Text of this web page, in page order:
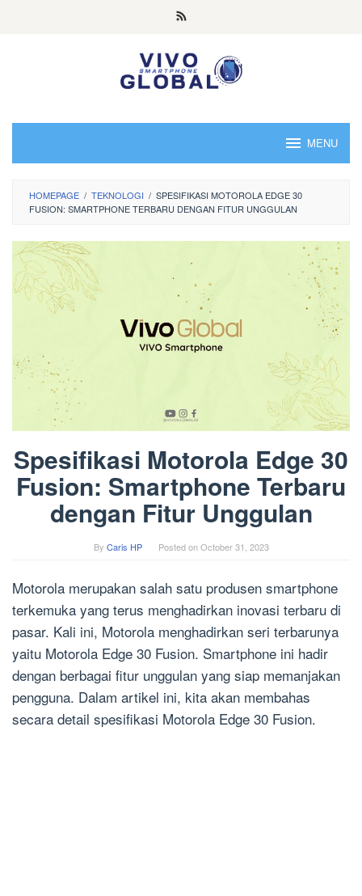
MENU
HOMEPAGE / TEKNOLOGI / SPESIFIKASI MOTOROLA EDGE 30
FUSION: SMARTPHONE TERBARU DENGAN FITUR UNGGULAN
Spesifikasi Motorola Edge 30
Fusion: Smartphone Terbaru
dengan Fitur Unggulan
By Caris HP Posted onOctober 31, 2023
Motorola merupakan salah satu produsen smartphone
terkemuka yang terus menghadirkan inovasi terbaru di
pasar. Kali ini, Motorola menghadirkan seri terbarunya
yaitu Motorola Edge 30 Fusion. Smartphone ini hadir
dengan berbagai fitur unggulan yang siap memanjakan
pengguna. Dalam artikel ini, kita akan membahas
secara detail spesifikasi Motorola Edge 30 Fusion.